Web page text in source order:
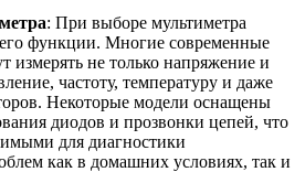
: При выборе мультиметра
функции. Многие современные
измерять не только напряжение и
частоту, температуру и даже
Некоторые модели оснащены
диодов и прозвонки цепей, что
для диагностики
как в домашних условиях, так и